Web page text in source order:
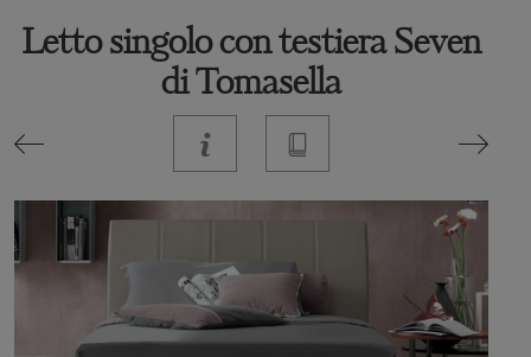
Letto singolo con testiera Seven
di Tomasella